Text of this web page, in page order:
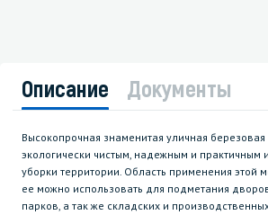
Описание Документы
Высокопрочная знаменитая уличная березовая
экологически чистым, надежным и практичным
уборки территории. Область применения этой
ее можно использовать для подметания
парков, а так же складских и